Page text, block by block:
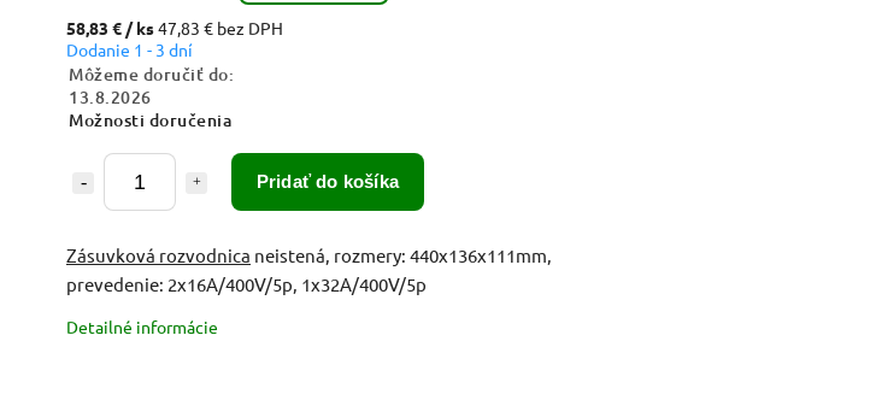
58,83 € / ks47,83 € bez DPH
Dodanie 1 - 3 dní
Môžeme doručiť do:
13.8.2026
Možnosti doručenia
Pridať do košíka
Zásuvková rozvodnica neistená, rozmery: 440x136x111mm,
prevedenie: 2x16A/400V/5p, 1x32A/400V/5p
Detailné informácie